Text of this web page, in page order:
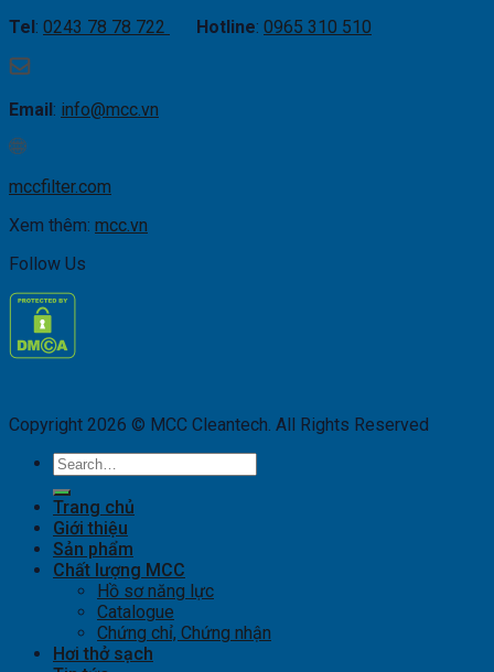
Tel : 0243 78 78 722 Hotline: 0965 310 510
Email : info@mcc.vn
mccfilter.com
Xem thêm: mcc.vn
Follow Us
Copyright 2026 © MCC Cleantech. All Rights Reserved
Search
Trang chủ
Giới thiệu
Sản phẩm
Chất lượng MCC
Hồ sơ năng lực
Catalogue
Chứng chỉ, Chứng nhận
Hơi thở sạch